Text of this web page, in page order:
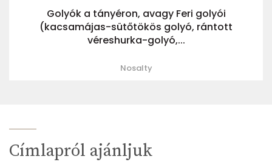
Golyók a tányéron, avagy Feri golyói
(kacsamájas-sütőtökös golyó, rántott
véreshurka-golyó,...
Nosalty
Címlapról ajánljuk